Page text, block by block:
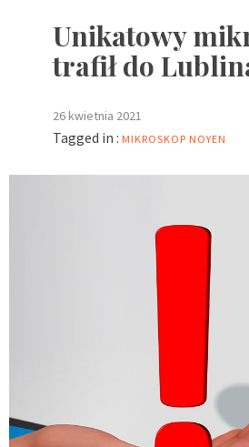
Unikatowy
trafił do
26 kwietnia 2021
Tagged in : MIKROSKOP NOYEN